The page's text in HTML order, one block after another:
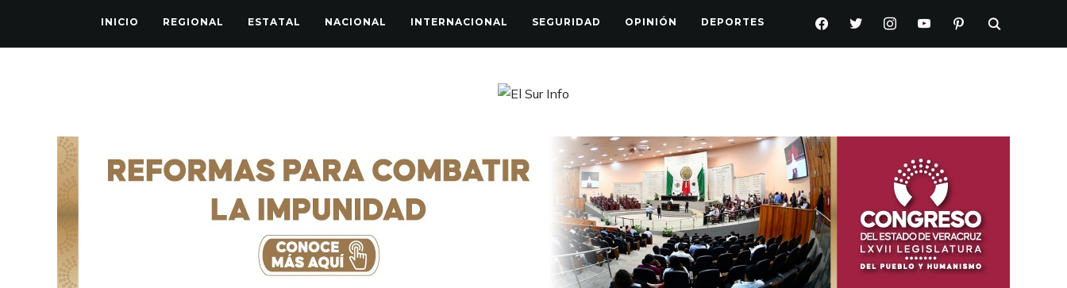
INICIO REGIONAL ESTATAL NACIONAL INTERNACIONAL SEGURIDAD OPINIÓN DEPORTES FACEBOOKTWITTERINSTAGRAMYOUTUBEPINTEREST